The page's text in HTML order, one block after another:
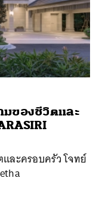
มของชีวิตและ
ละครอบครัว โจทย์
EMAIL